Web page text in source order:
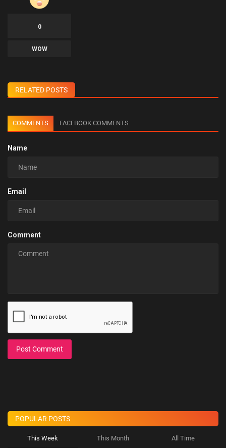
0
WOW
RELATED POSTS
COMMENTS FACEBOOK COMMENTS
Name
Email
Comment
Post Comment
POPULAR POSTS
This Week This Month All Time